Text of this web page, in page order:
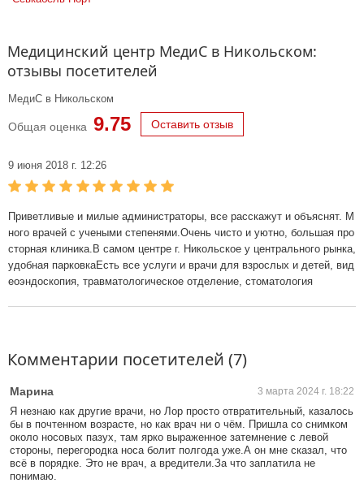
Медицинский центр МедиС в Никольском:
отзывы посетителей
МедиС в Никольском
Общая оценка 9.75 Оставить отзыв
9 июня 2018 г. 12:26
Приветливые и милые администраторы, все расскажут и объяснят. М
ного врачей с учеными степенями.Очень чисто и уютно, большая про
сторная клиника.В самом центре г. Никольское у центрального рынка,
удобная парковкаЕсть все услуги и врачи для взрослых и детей, вид
еоэндоскопия, травматологическое отделение, стоматология
Комментарии посетителей (7)
Марина 3 марта 2024 г. 18:22
Я незнаю как другие врачи, но Лор просто отвратительный, казалось
бы в почтенном возрасте, но как врач ни о чём. Пришла со снимком
около носовых пазух, там ярко выраженное затемнение с левой
стороны, перегородка носа болит полгода уже.А он мне сказал, что
всё в порядке. Это не врач, а вредители.За что заплатила не
понимаю.